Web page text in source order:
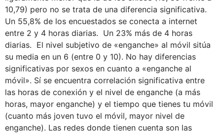
10,79) pero no se trata de una diferencia significativa.
Un 55,8% de los encuestados se conecta a internet
entre 2 y 4 horas diarias. Un 23% más de 4 horas
diarias. El nivel subjetivo de «enganche» al móvil sitúa
su media en un 6 (entre 0 y 10). No hay diferencias
significativas por sexos en cuanto a «enganche al
móvil». Sí se encuentra correlación significativa entre
las horas de conexión y el nivel de enganche (a más
horas, mayor enganche) y el tiempo que tienes tu móvil
(cuanto más joven tuvo el móvil, mayor nivel de
enganche). Las redes donde tienen cuenta son las